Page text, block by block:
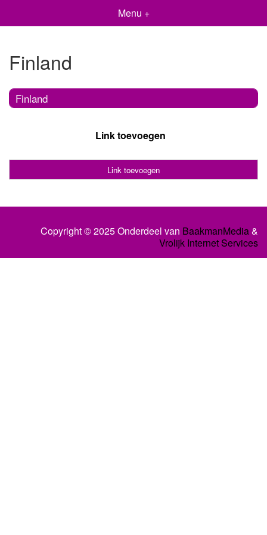
Menu +
Finland
Finland
Link toevoegen
Link toevoegen
Copyright © 2025 Onderdeel van BaakmanMedia&
Vrolijk Internet Services